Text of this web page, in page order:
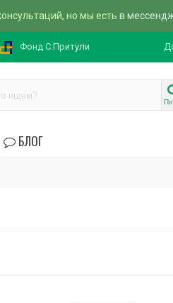
но мы есть в
Фонд С.Притули
БЛОГ